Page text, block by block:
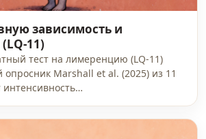
зависимость и
11)
тест на лимеренцию (LQ-11)
Marshall et al. (2025) из 11